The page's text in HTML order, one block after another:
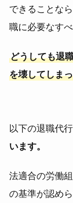
できることな
職に必要なす
どうしても退
を壊してしま
以下の退職代行
います。
法適合の労働
の基準が認め